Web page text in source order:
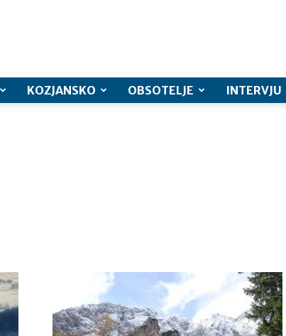
KOZJANSKO OBSOTELJE INTERVJU